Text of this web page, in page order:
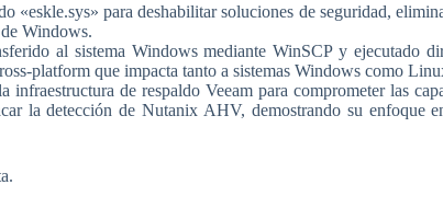
para deshabilitar soluciones de seguridad,
Windows.
al sistema Windows mediante WinSCP y ejecutado
platform que impacta tanto a sistemas Windows como
de respaldo Veeam para comprometer las
la detección de Nutanix AHV, demostrando su enfoque